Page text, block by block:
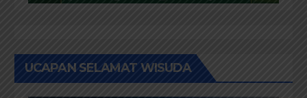
UCAPAN SELAMAT WISUDA